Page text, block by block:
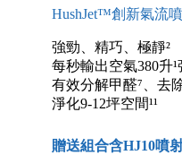
HushJet™創新氣流
強勁、精巧、極靜²
每秒輸出空氣380升
有效分解甲醛⁷、去
淨化9-12坪空間¹¹
贈送組合含HJ10噴